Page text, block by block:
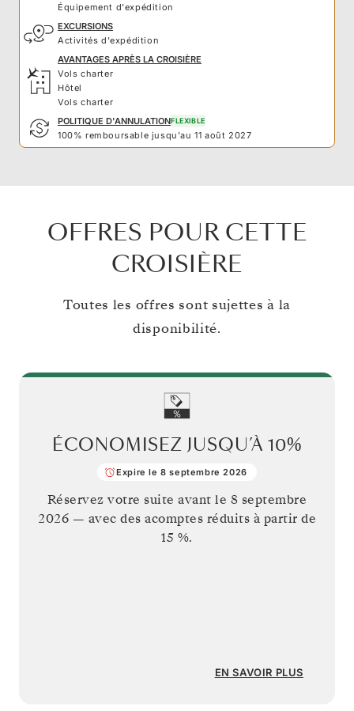
Équipement d'expédition
EXCURSIONS
Activités d'expédition
AVANTAGES APRÈS LA CROISIÈRE
Vols charter
Hôtel
Vols charter
POLITIQUE D'ANNULATIONFLEXIBLE
100% remboursable jusqu'au 11 août 2027
OFFRES POUR CETTE
CROISIÈRE
Toutes les offres sont sujettes à la
disponibilité.
ÉCONOMISEZ JUSQU’À 10%
Expire le 8 septembre 2026
Réservez votre suite avant le 8 septembre
2026 — avec des acomptes réduits à partir de
15 %.
EN SAVOIR PLUS